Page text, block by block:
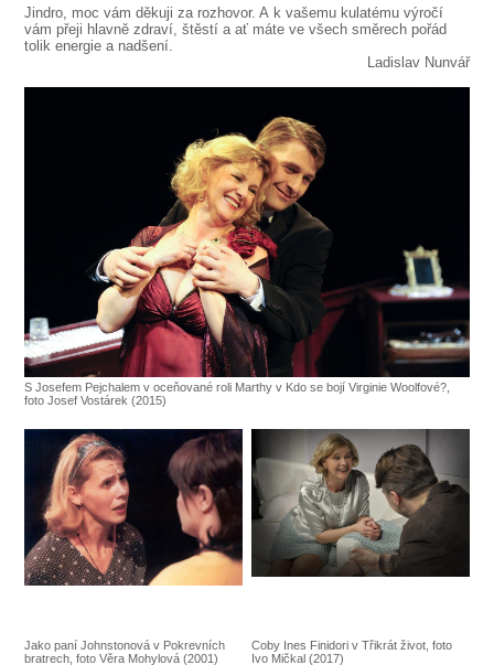
Jindro, moc vám děkuji za rozhovor. A k vašemu kulatému výročí
vám přeji hlavně zdraví, štěstí a ať máte ve všech směrech pořád
tolik energie a nadšení.
Ladislav Nunvář
S Josefem Pejchalem v oceňované roli Marthy v Kdo se bojí Virginie Woolfové?,
foto Josef Vostárek (2015)
Jako paní Johnstonová v Pokrevních
bratrech, foto Věra Mohylová (2001)
Coby Ines Finidori v Třikrát život, foto
Ivo Mičkal (2017)